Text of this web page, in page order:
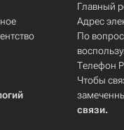
Главный
Адрес
По
Телефон
Чтобы
связи.